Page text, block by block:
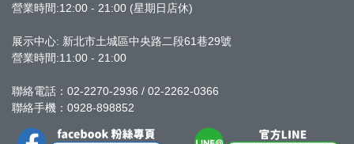
營業時間:12:00 - 21:00 (星期日店休)
展示中心: 新北市土城區中央路二段61巷29號
營業時間:11:00 - 21:00
聯絡電話：02-2270-2936 / 02-2262-0366
聯絡手機：0928-898852